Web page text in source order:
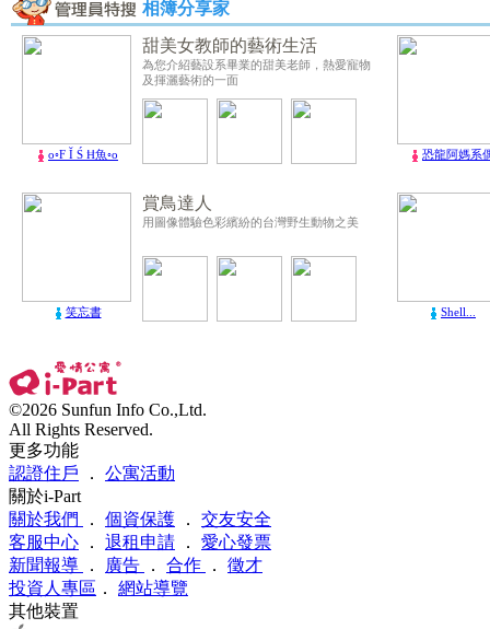
相簿分享家
o◦F Ĭ Ś Ħ魚◦o
甜美女教師的藝術生活
為您介紹藝設系畢業的甜美老師，熱愛寵物
及揮灑藝術的一面
恐龍阿媽系
笑忘書
賞鳥達人
用圖像體驗色彩繽紛的台灣野生動物之美
Shell...
©2026 Sunfun Info Co.,Ltd.
All Rights Reserved.
更多功能
認證住戶 ． 公寓活動
關於i-Part
關於我們
． 個資保護 ． 交友安全
客服中心 ． 退租申請 ． 愛心發票
新聞報導
． 廣告 ． 合作 ． 徵才
投資人專區 ． 網站導覽
其他裝置